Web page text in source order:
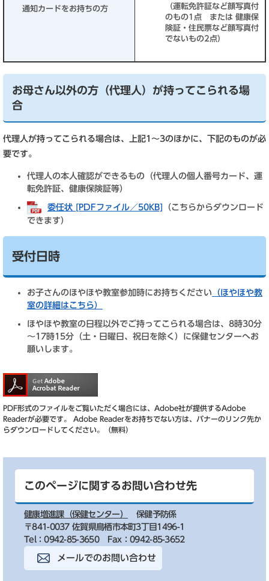
通知カードをお持ちの方
（運転免許証など顔写真付
のもの1点 または 健康保
険証・住民票など顔写真付
でないもの2点）
お母さん以外の方（代理人）が持ってこられる場
合
代理人が持ってこられる場合は、上記1～3のほかに、下記のものが必
要です。
代理人の本人確認ができるもの（代理人の個人番号カード、運
転免許証、健康保険証等）
委任状 [PDFファイル／50KB]
（こちらからダウンロード
できます）
受付日時
お子さんのほやほや教室参加時にお持ちください （ほやほや教
室の詳細はこちら）
ほやほや教室の日程以外でご持ってこられる場合は、8時30分
～17時15分（土・日曜日、祝日を除く）に保健センターへお
願いします。
PDF形式のファイルをご覧いただく場合には、Adobe社が提供するAdobe
Readerが必要です。
Adobe Readerをお持ちでない方は、バナーのリンク先か
らダウンロードしてください。（無料）
このページに関するお問い合わせ先
健康増進課（保健センター）
保健予防係
〒841-0037 佐賀県鳥栖市本町3丁目1496-1
Tel：0942-85-3650
Fax：0942-85-3652
メールでのお問い合わせ